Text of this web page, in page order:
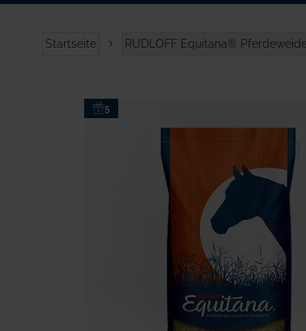
Startseite RUDLOFF Equitana®
5